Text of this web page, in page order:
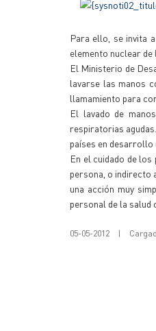
Para ello, se invita
elemento nuclear de
El Ministerio de
lavarse las manos
llamamiento para
El lavado de
respiratorias
países en desarrollo
En el cuidado de
persona, o indirecto
una acción muy
personal de la salud
05-05-2012 |